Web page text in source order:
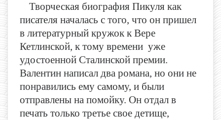
Творческая биография Пикуля как
писателя началась с того, что он пришел
в литературный кружок к Вере
Кетлинской, к тому времени уже
удостоенной Сталинской премии.
Валентин написал два романа, но они не
понравились ему самому, и были
отправлены на помойку. Он отдал в
печать только третье свое детище,